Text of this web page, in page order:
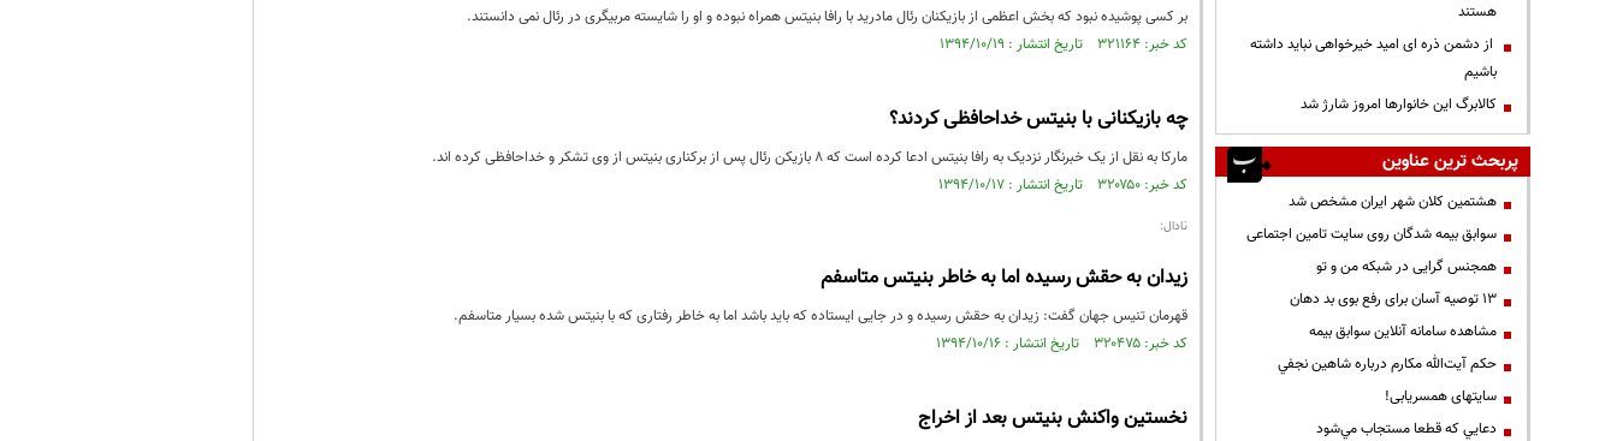
بر کسی پوشیده نبود که بخش اعظمی از بازیکنان رئال مادرید با رافا بنیتس همراه نبوده و او را شایسته مربیگری در رئال نمی دانستند.
کد خبر: ۳۲۱۱۶۴ تاریخ انتشار : ۱۳۹۴/۱۰/۱۹
چه بازیکنانی با بنیتس خداحافظی کردند؟
مارکا به نقل از یک خبرنگار نزدیک به رافا بنیتس ادعا کرده است که 8 بازیکن رئال پس از برکناری بنیتس از وی تشکر و خداحافظی کرده اند.
کد خبر: ۳۲۰۷۵۰ تاریخ انتشار : ۱۳۹۴/۱۰/۱۷
نادال:
زیدان به حقش رسیده اما به خاطر بنیتس متاسفم
قهرمان تنیس جهان گفت: زیدان به حقش رسیده و در جایی ایستاده که باید باشد اما به خاطر رفتاری که با بنیتس شده بسیار متاسفم.
کد خبر: ۳۲۰۴۷۵ تاریخ انتشار : ۱۳۹۴/۱۰/۱۶
نخستین واکنش بنیتس بعد از اخراج
هستند
از دشمن ذره ای امید خیرخواهی نباید داشته
باشیم
کالابرگ این خانوارها امروز شارژ شد
پربحث ترین عناوین
هشتمین کلان شهر ایران مشخص شد
سوابق بیمه شدگان روی سایت تامین اجتماعی
همجنس گرایی در شبکه من و تو
13 توصیه آسان برای رفع بوی بد دهان
مشاهده سامانه آنلاين سوابق بیمه
حكم آيت‌الله مكارم درباره شاهين نجفي
سایتهای همسریابی!
دعايي كه قطعا مستجاب مي‌شود